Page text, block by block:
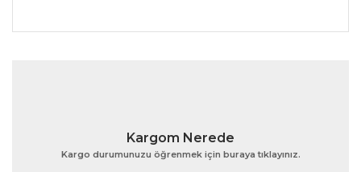
Bu ürünün fiyat bilgisi, resim, ürün açıklamalarında ve
Ürün açıklamasında eksik bilgiler bulunuyor.
Kargom Nerede
Kargo durumunuzu öğrenmek için buraya tıklayınız.